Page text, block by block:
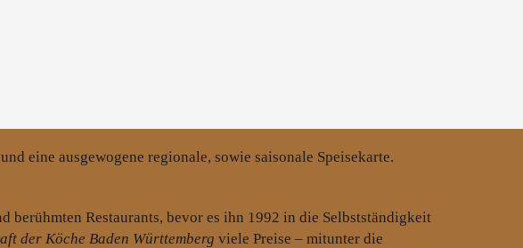
eine ausgewogene regionale, sowie saisonale Speisekarte.
berühmten Restaurants, bevor es ihn 1992 in die Selbstständigkeit
der Köche Baden Württemberg viele Preise – mitunter die